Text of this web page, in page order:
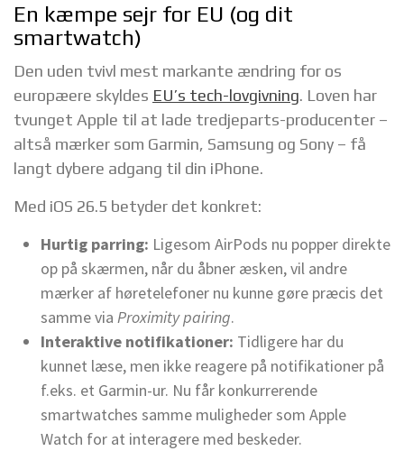
En kæmpe sejr for EU (og dit
smartwatch)
Den uden tvivl mest markante ændring for os
europæere skyldes EU’s tech-lovgivning. Loven har
tvunget Apple til at lade tredjeparts-producenter –
altså mærker som Garmin, Samsung og Sony – få
langt dybere adgang til din iPhone.
Med iOS 26.5 betyder det konkret:
Hurtig parring: Ligesom AirPods nu popper direkte
op på skærmen, når du åbner æsken, vil andre
mærker af høretelefoner nu kunne gøre præcis det
samme via Proximity pairing.
Interaktive notifikationer: Tidligere har du
kunnet læse, men ikke reagere på notifikationer på
f.eks. et Garmin-ur. Nu får konkurrerende
smartwatches samme muligheder som Apple
Watch for at interagere med beskeder.